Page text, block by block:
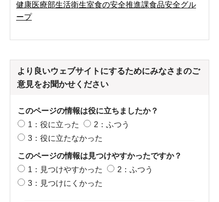
健康医療部生活衛生室食の安全推進課食品安全グル
ープ
より良いウェブサイトにするためにみなさまのご
意見をお聞かせください
このページの情報は役に立ちましたか？
1：役に立った
2：ふつう
3：役に立たなかった
このページの情報は見つけやすかったですか？
1：見つけやすかった
2：ふつう
3：見つけにくかった